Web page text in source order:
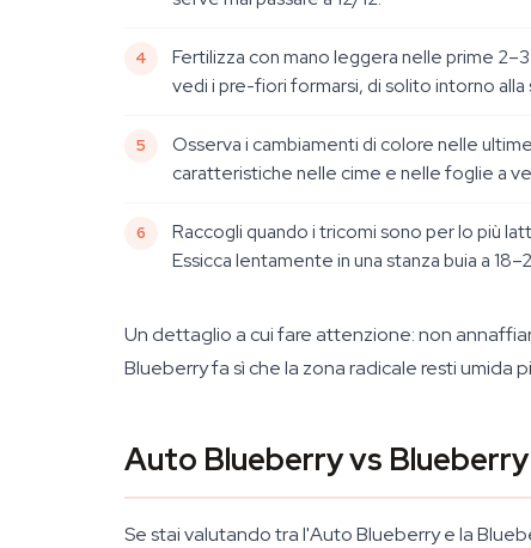
Fertilizza con mano leggera nelle prime
vedi i pre-fiori formarsi, di solito intorno
Osserva i cambiamenti di colore nelle
caratteristiche nelle cime e nelle foglie a
Raccogli quando i tricomi sono per lo più
Essicca lentamente in una stanza buia a
Un dettaglio a cui fare attenzione: non
Blueberry fa sì che la zona radicale resti umida
Auto Blueberry vs
Se stai valutando tra l'Auto Blueberry e la